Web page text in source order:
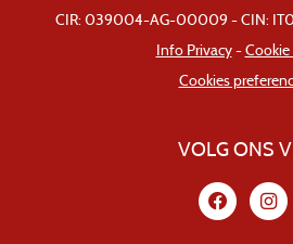
CIR: 039004-AG-00009 - CIN:
Info Privacy-Cookie
Cookies
VOLG ONS